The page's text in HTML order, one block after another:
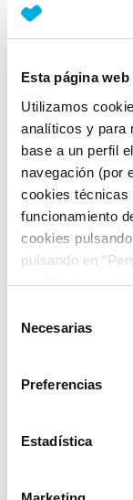
Esta página
Utilizamos
analíticos y para
base a un perfil
navegación (por
cookies técnicas
funcionamiento
cookies
pulsando en
en “Rechazar
Necesarias
Preferencias
Estadística
Detalles
Volante
Ficha técnica
Exterior